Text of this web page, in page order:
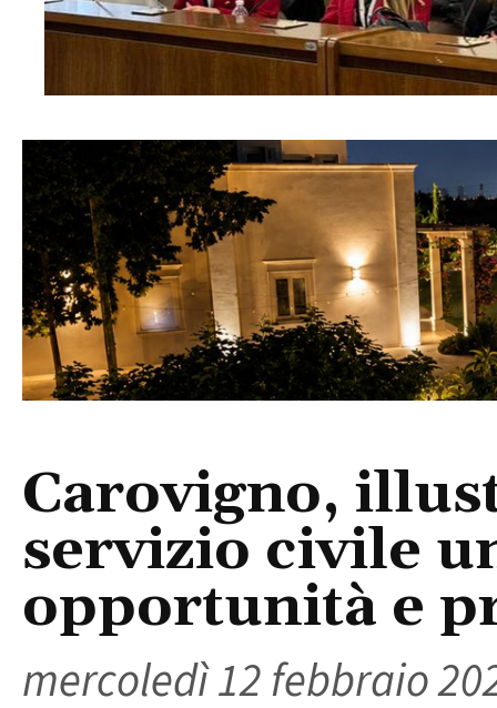
Carovigno,
servizio civile
opportunità e
mercoledì 12 febbraio